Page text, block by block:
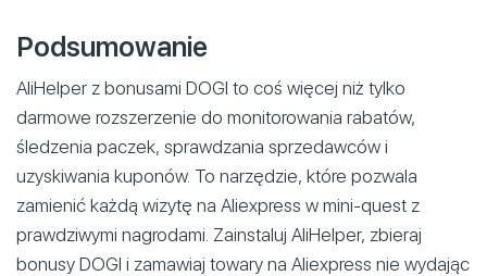
Podsumowanie
AliHelper z bonusami DOGI to coś więcej niż tylko
darmowe rozszerzenie do monitorowania rabatów,
śledzenia paczek, sprawdzania sprzedawców i
uzyskiwania kuponów. To narzędzie, które pozwala
zamienić każdą wizytę na Aliexpress w mini-quest z
prawdziwymi nagrodami. Zainstaluj AliHelper, zbieraj
bonusy DOGI i zamawiaj towary na Aliexpress nie wydając